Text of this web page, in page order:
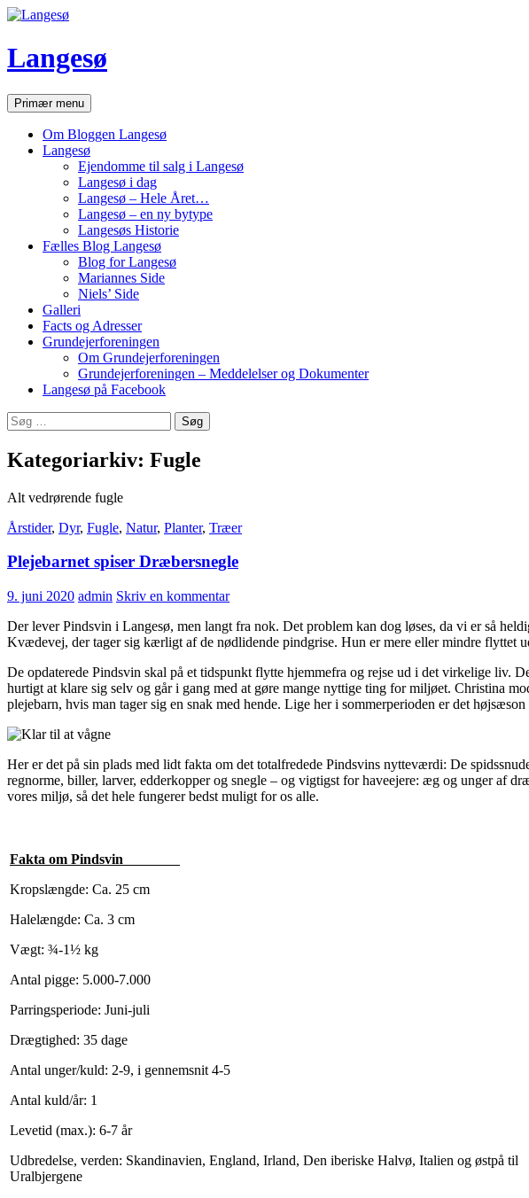
Hop
indhold
Langesø
SøgPrimær menu
Om Bloggen Langesø
Langesø
Ejendomme til salg i Langesø
Langesø i dag
Langesø – Hele Året…
Langesø – en ny bytype
Langesøs Historie
Fælles Blog Langesø
Blog for Langesø
Mariannes Side
Niels’ Side
Galleri
Facts og Adresser
Grundejerforeningen
Om Grundejerforeningen
Grundejerforeningen – Meddelelser og Dokumenter
Langesø på Facebook
Søg
efter:
Kategoriarkiv: Fugle
Alt vedrørende fugle
Årstider, Dyr, Fugle, Natur, Planter, Træer
Plejebarnet spiser Dræbersnegle
9. juni 2020 admin Skriv en kommentar
Der lever Pindsvin i Langesø, men langt fra nok. Det problem kan dog løses, da vi er så
Kvædevej, der tager sig kærligt af de nødlidende pindgrise. Hun er mere eller mindre flyttet
De opdaterede Pindsvin skal på et tidspunkt flytte hjemmefra og rejse ud i det virkelige liv.
hurtigt at klare sig selv og går i gang med at gøre mange nyttige ting for miljøet. Christina
plejebarn, hvis man tager sig en snak med hende. Lige her i sommerperioden er det
Her er det på sin plads med lidt fakta om det totalfredede Pindsvins nytteværdi: De
regnorme, biller, larver, edderkopper og snegle – og vigtigst for haveejere: æg og unger af
vores miljø, så det hele fungerer bedst muligt for os alle.
Fakta om Pindsvin
Kropslængde: Ca. 25 cm
Halelængde: Ca. 3 cm
Vægt: ¾-1½ kg
Antal pigge: 5.000-7.000
Parringsperiode: Juni-juli
Drægtighed: 35 dage
Antal unger/kuld: 2-9, i gennemsnit 4-5
Antal kuld/år: 1
Levetid (max.): 6-7 år
Udbredelse, verden: Skandinavien, England, Irland, Den iberiske Halvø, Italien og østpå til
Uralbjergene